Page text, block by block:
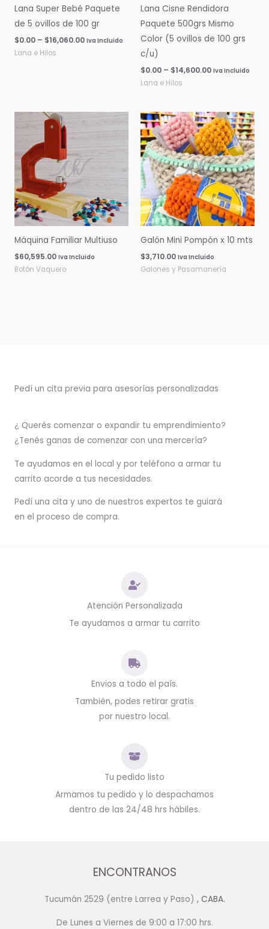
Lana Super Bebé Paquete
de 5 ovillos de 100 gr
$0.00 – $16,060.00 Iva Incluido
Lana e Hilos
Lana Cisne Rendidora
Paquete 500grs Mismo
Color (5 ovillos de 100 grs
c/u)
$0.00 – $14,600.00 Iva Incluido
Lana e Hilos
Máquina Familiar Multiuso
$60,595.00 Iva Incluido
Botón Vaquero
Galón Mini Pompón x 10 mts
$3,710.00 Iva Incluido
Galones y Pasamanería
Pedí un cita previa para asesorías personalizadas
¿ Querés comenzar o expandir tu emprendimiento?
¿Tenés ganas de comenzar con una mercería?
Te ayudamos en el local y por teléfono a armar tu
carrito acorde a tus necesidades.
Pedí una cita y uno de nuestros expertos te guiará
en el proceso de compra.
Atención Personalizada
Te ayudamos a armar tu carrito
Envios a todo el país.
También, podes retirar gratis
por nuestro local.
Tu pedido listo
Armamos tu pedido y lo despachamos
dentro de las 24/48 hrs hábiles.
ENCONTRANOS
Tucumán 2529 (entre Larrea y Paso) , CABA.
De Lunes a Viernes de 9:00 a 17:00 hrs.